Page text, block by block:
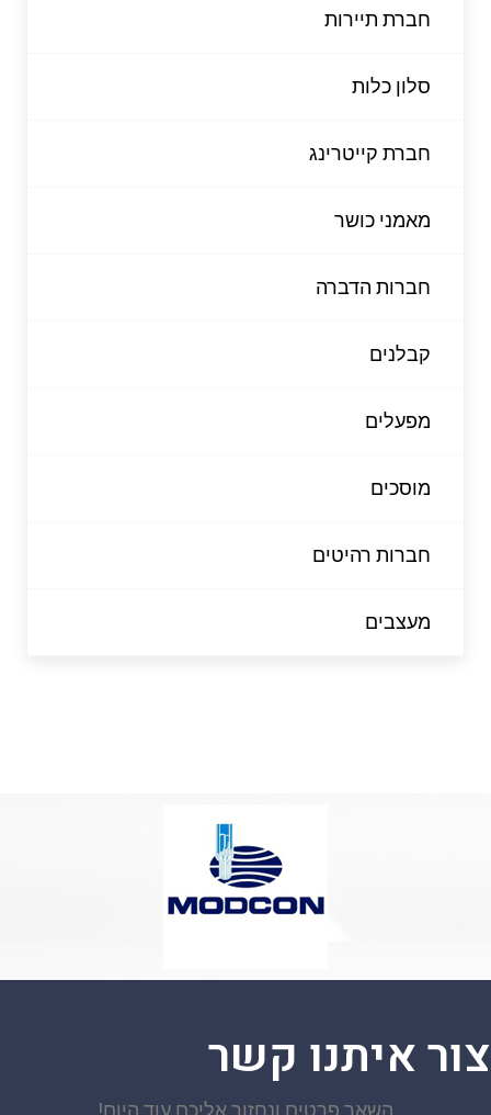
חברת תיירות
סלון כלות
חברת קייטרינג
מאמני כושר
חברות הדברה
קבלנים
מפעלים
מוסכים
חברות רהיטים
מעצבים
צור איתנו קשר
השאר פרטים ונחזור אליכם עוד היום!